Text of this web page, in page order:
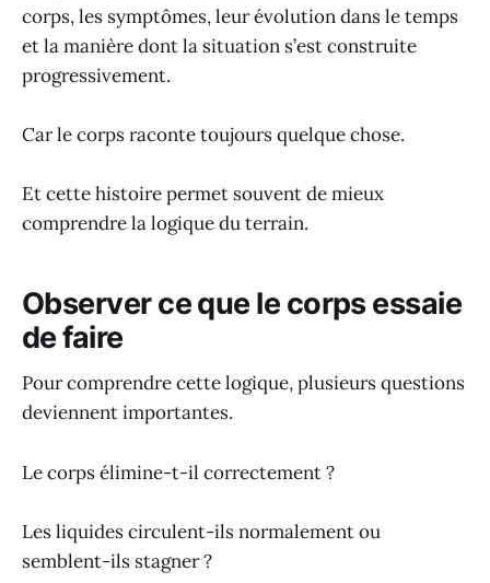
corps, les symptômes, leur évolution dans le temps
et la manière dont la situation s’est construite
progressivement.
Car le corps raconte toujours quelque chose.
Et cette histoire permet souvent de mieux
comprendre la logique du terrain.
Observer ce que le corps essaie
de faire
Pour comprendre cette logique, plusieurs questions
deviennent importantes.
Le corps élimine-t-il correctement ?
Les liquides circulent-ils normalement ou
semblent-ils stagner ?